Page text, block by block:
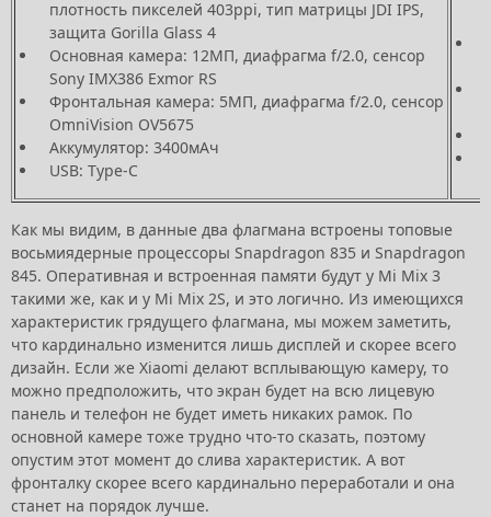
плотность пикселей 403ppi, тип матрицы JDI IPS,
защита Gorilla Glass 4
Основная камера: 12МП, диафрагма f/2.0, сенсор
Sony IMX386 Exmor RS
Фронтальная камера: 5МП, диафрагма f/2.0, сенсор
OmniVision OV5675
Аккумулятор: 3400мАч
USB: Type-C
Как мы видим, в данные два флагмана встроены топовые
восьмиядерные процессоры Snapdragon 835 и Snapdragon
845. Оперативная и встроенная памяти будут у Mi Mix 3
такими же, как и у Mi Mix 2S, и это логично. Из имеющихся
характеристик грядущего флагмана, мы можем заметить,
что кардинально изменится лишь дисплей и скорее всего
дизайн. Если же Xiaomi делают всплывающую камеру, то
можно предположить, что экран будет на всю лицевую
панель и телефон не будет иметь никаких рамок. По
основной камере тоже трудно что-то сказать, поэтому
опустим этот момент до слива характеристик. А вот
фронталку скорее всего кардинально переработали и она
станет на порядок лучше.